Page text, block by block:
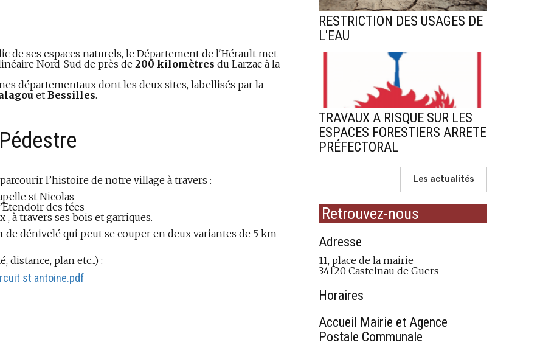
de ses espaces naturels, le Département de l'Hérault met
Nord-Sud de près de 200 kilomètres du Larzac à la
départementaux dont les deux sites, labellisés par la
et Bessilles.
Pédestre
l’histoire de notre village à travers :
st Nicolas
des fées
à travers ses bois et garriques.
de dénivelé qui peut se couper en deux variantes de 5 km
plan etc...) :
st antoine.pdf
RESTRICTION DES USAGES DE
L'EAU
TRAVAUX A RISQUE SUR LES
ESPACES FORESTIERS ARRETE
PRÉFECTORAL
Les actualités
Retrouvez-nous
Adresse
11, place de la mairie
34120 Castelnau de Guers
Horaires
Accueil Mairie et Agence
Postale Communale